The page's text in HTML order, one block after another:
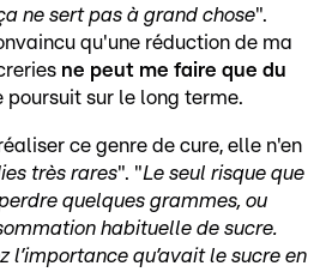
ne sert pas à grand chose".
qu'une réduction de ma
ne peut me faire que du
poursuit sur le long terme.
ce genre de cure, elle n'en
très rares". "Le seul risque que
quelques grammes, ou
habituelle de sucre.
l’importance qu’avait le sucre en